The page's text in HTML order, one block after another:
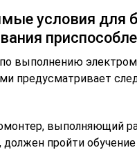
условия для
выполнению
предусматривает
выполняющий
должен пройти